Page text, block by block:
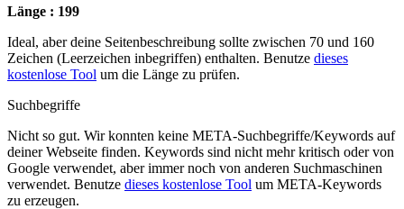
Länge : 199
Ideal, aber deine Seitenbeschreibung sollte zwischen 70 und 160
Zeichen (Leerzeichen inbegriffen) enthalten. Benutze dieses
kostenlose Tool um die Länge zu prüfen.
Suchbegriffe
Nicht so gut. Wir konnten keine META-Suchbegriffe/Keywords auf
deiner Webseite finden. Keywords sind nicht mehr kritisch oder von
Google verwendet, aber immer noch von anderen Suchmaschinen
verwendet. Benutze dieses kostenlose Tool um META-Keywords
zu erzeugen.